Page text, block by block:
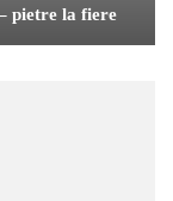
pietre la fiere